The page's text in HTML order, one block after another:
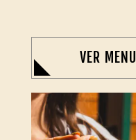
VER MENU